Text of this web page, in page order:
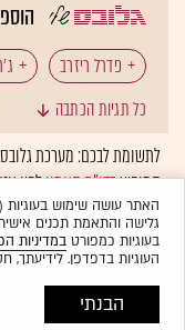
פדרל ריזרב
כל תגיות הכתבה
לתשומת לבכם: מערכת גלובס
המופיעבדו"ח האמוןלפיו
בלתי הולם אחר מסוננים
גלישה והתאמת תכנים
בעוגיות כמפורטבמדיניות
העוגיות בדפדפן.
הבנתי